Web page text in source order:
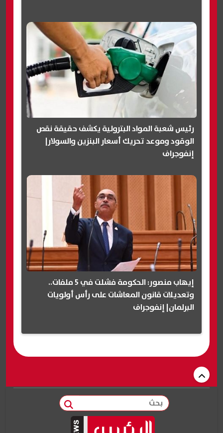
رئيس شعبة المواد البترولية يكشف حقيقة نقص
الوقود وموعد تحريك أسعار البنزين والسولار|
إنفوجراف
إيهاب منصور: الحكومة فشلت في 5 ملفات..
وتعديلات قانون المعاشات على رأس أولويات
البرلمان| إنفوجراف
بحث